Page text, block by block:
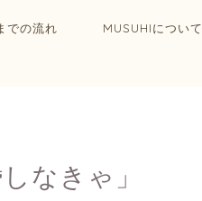
での流れ MUSUHIについて
なきゃ」